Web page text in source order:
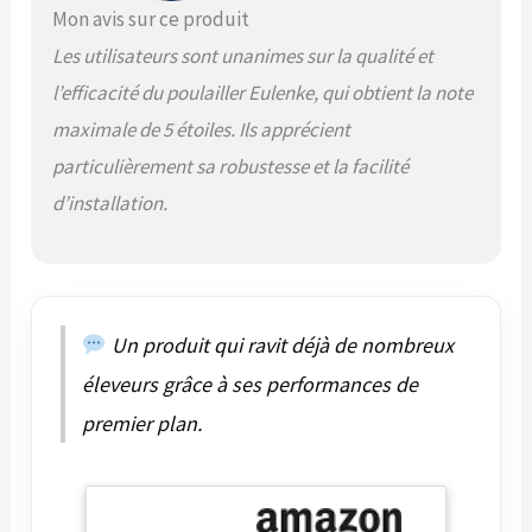
professionnels. Sûr et
fiable : le poulailler est
équipé de serrures de
porte stables et de
mailles hexagonales
qui empêchent
la sécurité et la santé
des poules. Utilisation
multifonctionnelle :
pour animaux de
Mon avis sur ce produit
Les utilisateurs sont unanimes sur la qualité et
l’efficacité du poulailler Eulenke, qui obtient la note
maximale de 5 étoiles. Ils apprécient
particulièrement sa robustesse et la facilité
d’installation.
Un produit qui ravit déjà de nombreux
éleveurs grâce à ses performances de
premier plan.